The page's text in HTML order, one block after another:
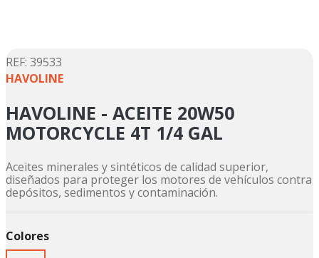
: 39533
HAVOLINE
HAVOLINE - ACEITE 20W50
MOTORCYCLE 4T 1/4 GAL
Aceites minerales y sintéticos de calidad superior,
diseñados para proteger los motores de vehículos contra
depósitos, sedimentos y contaminación.
Colores